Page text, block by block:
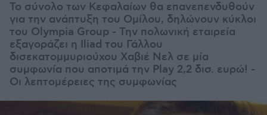
Το σύνολο των Κεφαλαίων θα επανεπενδυθούν
για την ανάπτυξη του Ομίλου, δηλώνουν κύκλοι
του Olympia Group - Την πολωνική εταιρεία
εξαγοράζει η Iliad του Γάλλου
δισεκατομμυριούχου Χαβιέ Νελ σε μία
συμφωνία που αποτιμά την Play 2,2 δισ. ευρώ! -
Οι λεπτομέρειες της συμφωνίας